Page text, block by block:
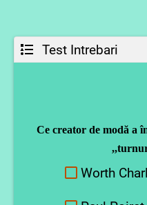
Test Intrebari
Ce creator de modă a
Worth